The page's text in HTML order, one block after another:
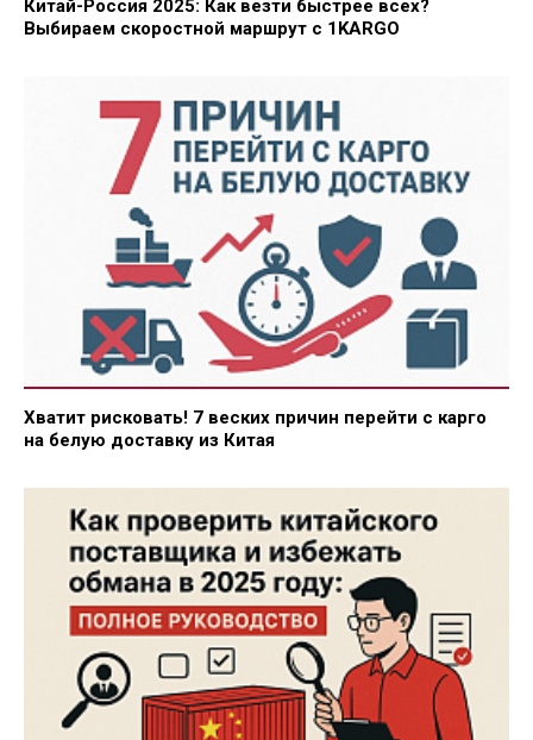
Китай-Россия 2025: Как везти быстрее всех?
Выбираем скоростной маршрут с 1KARGO
Хватит рисковать! 7 веских причин перейти с карго
на белую доставку из Китая